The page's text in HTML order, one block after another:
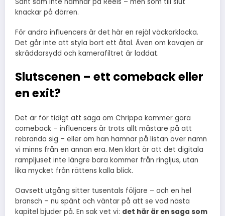
knackar på dörren.
För andra influencers är det här en rejäl väckarklocka.
Det går inte att styla bort ett åtal. Även om kavajen är
skräddarsydd och kamerafiltret är laddat.
Slutscenen – ett comeback eller
en exit?
Det är för tidigt att säga om Chrippa kommer göra
comeback – influencers är trots allt mästare på att
rebranda sig – eller om han hamnar på listan över namn
vi minns från en annan era. Men klart är att det digitala
rampljuset inte längre bara kommer från ringljus, utan
lika mycket från rättens kalla blick.
Oavsett utgång sitter tusentals följare – och en hel
bransch – nu spänt och väntar på att se vad nästa
kapitel bjuder på. En sak vet vi: det här är en saga som